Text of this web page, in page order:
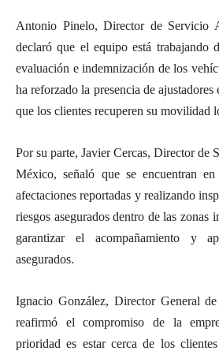
Antonio Pinelo, Director de Servicio
declaró que el equipo está trabajando
evaluación e indemnización de los
ha reforzado la presencia de ajustadores
que los clientes recuperen su movilidad
Por su parte, Javier Cercas, Director de
México, señaló que se encuentran
afectaciones reportadas y realizando
riesgos asegurados dentro de las zonas
garantizar el acompañamiento y
asegurados.
Ignacio González, Director General
reafirmó el compromiso de la
prioridad es estar cerca de los